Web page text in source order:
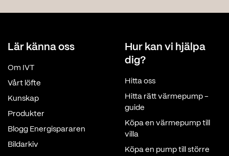
Lär känna oss
Om IVT
Vårt löfte
Kunskap
Produkter
Blogg Energispararen
Bildarkiv
Hur kan vi hjälpa
dig?
Hitta oss
Hitta rätt värmepump -
guide
Köpa en värmepump till
villa
Köpa en pump till större